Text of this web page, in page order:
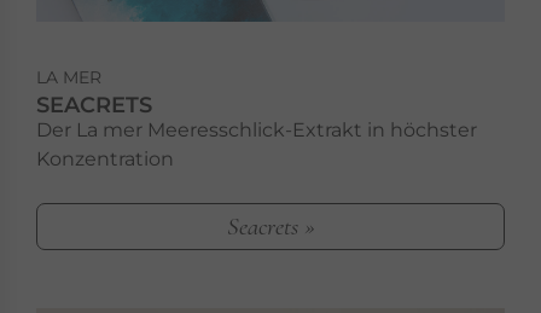
LA MER
SEACRETS
Der La mer Meeresschlick-Extrakt in höchster
Konzentration
Seacrets »